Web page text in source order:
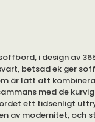
i design av
betsad ek ger
är lätt att
med de
ett tidsenligt
av modernitet, och